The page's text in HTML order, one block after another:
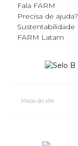
Fala FARM
Precisa de ajuda?
Sustentabilidade
FARM Latam
Mapa do site